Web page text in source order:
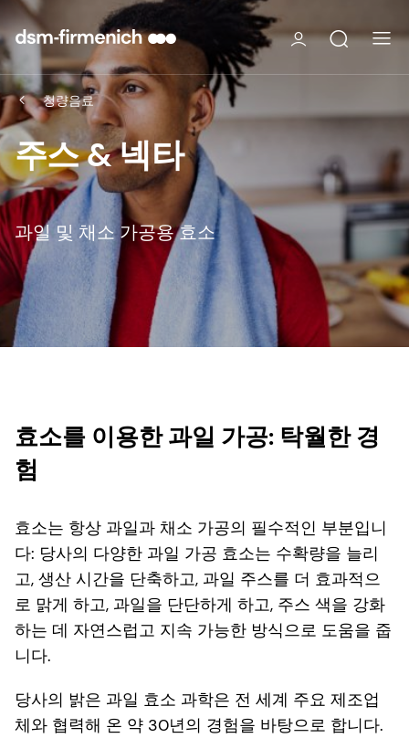
청량음료
주스 & 넥타
과일 및 채소 가공용 효소
효소를 이용한 과일 가공: 탁월한 경
험
효소는 항상 과일과 채소 가공의 필수적인 부분입니
다: 당사의 다양한 과일 가공 효소는 수확량을 늘리
고, 생산 시간을 단축하고, 과일 주스를 더 효과적으
로 맑게 하고, 과일을 단단하게 하고, 주스 색을 강화
하는 데 자연스럽고 지속 가능한 방식으로 도움을 줍
니다.
당사의 밝은 과일 효소 과학은 전 세계 주요 제조업
체와 협력해 온 약 30년의 경험을 바탕으로 합니다.